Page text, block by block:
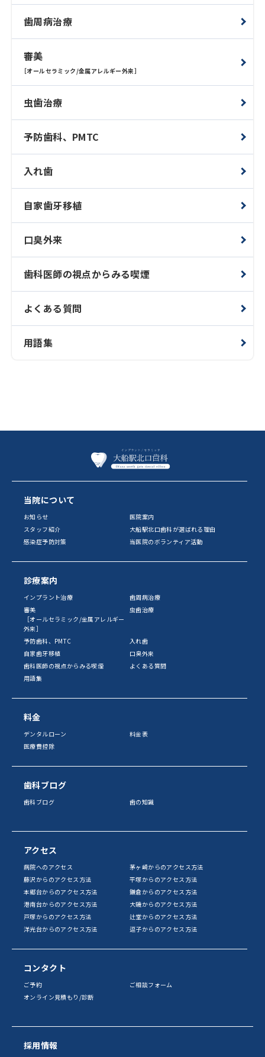
歯周病治療
審美
［オールセラミック/金属アレルギー外来］
虫歯治療
予防歯科、PMTC
入れ歯
自家歯牙移植
口臭外来
歯科医師の視点からみる喫煙
よくある質問
用語集
当院について
お知らせ
医院案内
スタッフ紹介
大船駅北口歯科が選ばれる理由
感染症予防対策
当医院のボランティア活動
診療案内
インプラント治療
歯周病治療
審美
［オールセラミック/金属アレルギー
外来］
虫歯治療
予防歯科、PMTC
入れ歯
自家歯牙移植
口臭外来
歯科医師の視点からみる喫煙
よくある質問
用語集
料金
デンタルローン
料金表
医療費控除
歯科ブログ
歯科ブログ 歯の知識
アクセス
病院へのアクセス
茅ヶ崎からのアクセス方法
藤沢からのアクセス方法
平塚からのアクセス方法
本郷台からのアクセス方法
鎌倉からのアクセス方法
港南台からのアクセス方法
大磯からのアクセス方法
戸塚からのアクセス方法
辻堂からのアクセス方法
洋光台からのアクセス方法
逗子からのアクセス方法
コンタクト
ご予約
ご相談フォーム
オンライン見積もり/診断
採用情報